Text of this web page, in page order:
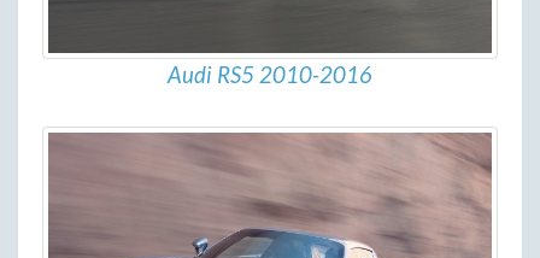
Audi RS5 2010-2016